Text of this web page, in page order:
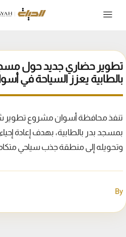
تطوير حضاري جديد حول
بالطابية يعزز السياحة في
تنفذ محافظة أسوان مشروع تطوير
بمسجد بدر بالطابية، بهدف إعادة
وتحويله إلى منطقة جذب سياحي
By